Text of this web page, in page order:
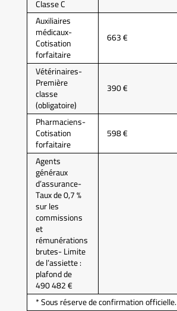
Classe C
Auxiliaires
médicaux-
Cotisation
forfaitaire
663 €
Vétérinaires-
Première
classe
(obligatoire)
390 €
Pharmaciens-
Cotisation
forfaitaire
598 €
Agents
généraux
d’assurance-
Taux de 0,7 %
sur les
commissions
et
rémunérations
brutes- Limite
de l’assiette :
plafond de
490 482 €
* Sous réserve de confirmation officielle.